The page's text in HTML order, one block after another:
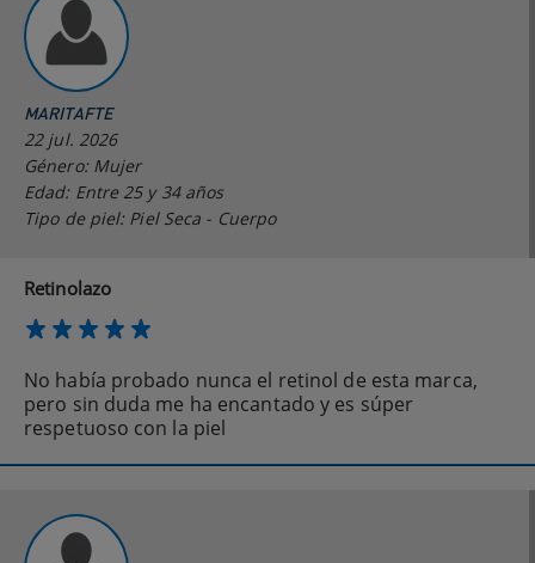
MARITAFTE
22 jul. 2026
Género: Mujer
Edad: Entre 25 y 34 años
Tipo de piel: Piel Seca - Cuerpo
Retinolazo
No había probado nunca el retinol de esta marca,
pero sin duda me ha encantado y es súper
respetuoso con la piel